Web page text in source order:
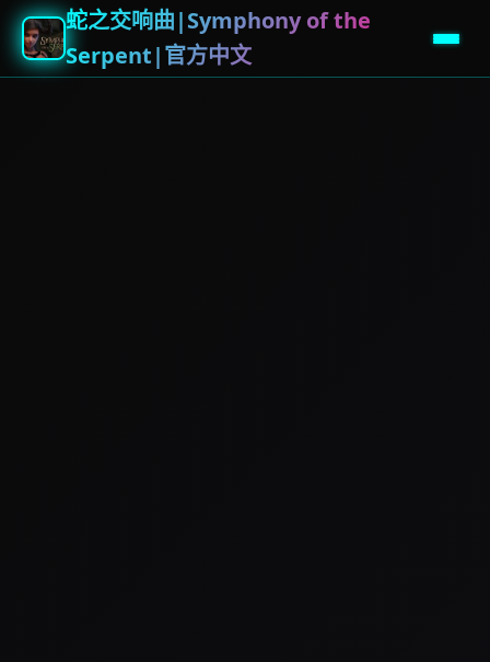
蛇之交响曲|Symphony of the
Serpent|官方中文